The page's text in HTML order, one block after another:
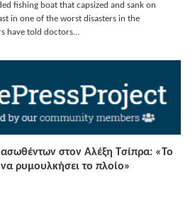
fishing boat that capsized and sank on
in one of the worst disasters in the
have told doctors…
στον Αλέξη Τσίπρα: «Το
ρυμουλκήσει το πλοίο»